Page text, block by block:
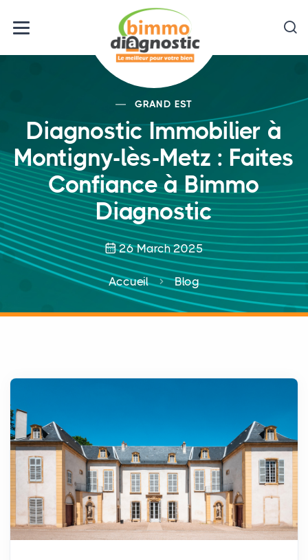
GRAND EST
Diagnostic Immobilier à
Montigny-lès-Metz : Faites
Confiance à Bimmo
Diagnostic
26 March 2025
Accueil Blog